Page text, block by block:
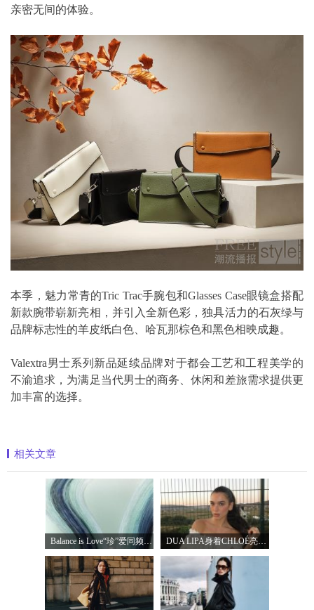
亲密无间的体验。
本季，魅力常青的Tric Trac手腕包和Glasses Case眼镜盒搭配
新款腕带崭新亮相，并引入全新色彩，独具活力的石灰绿与
品牌标志性的羊皮纸白色、哈瓦那棕色和黑色相映成趣。
Valextra男士系列新品延续品牌对于都会工艺和工程美学的
不渝追求，为满足当代男士的商务、休闲和差旅需求提供更
加丰富的选择。
相关文章
Balance is Love“珍”爱同频 耀启七夕 TASA